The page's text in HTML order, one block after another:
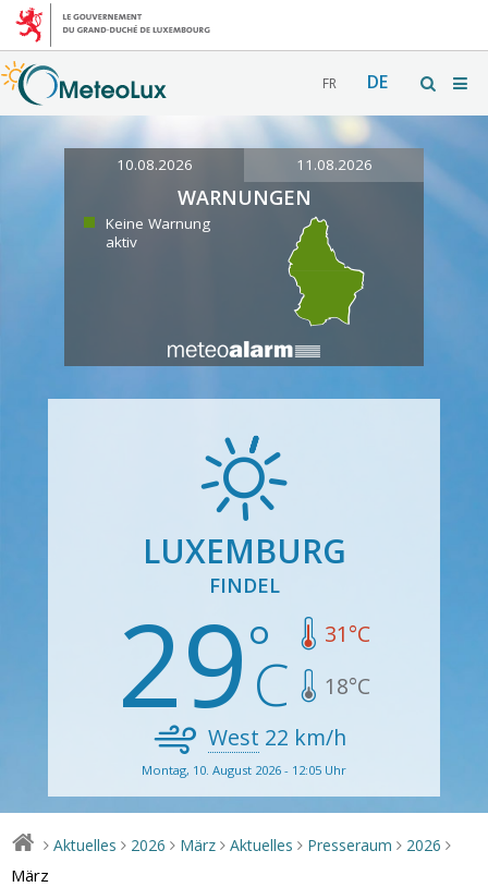
FR DE
10.08.2026 11.08.2026
WARNUNGEN
Keine Warnung
aktiv
LUXEMBURG
FINDEL
29 31°C
18°C
West 22 km/h
Montag, 10. August 2026 - 12:05 Uhr
> Aktuelles > 2026 > März > Aktuelles > Presseraum > 2026 >
März